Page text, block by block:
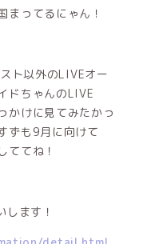
ってるにゃん！
ト以外のLIVEオー
ドちゃんのLIVE
かけに見てみたかっ
ずも9月に向けて
ててね！
ます！